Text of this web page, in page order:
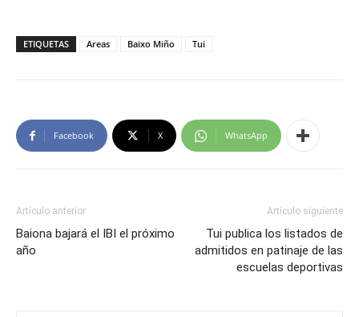
ETIQUETAS Areas Baixo Miño Tui
Facebook X WhatsApp
Artículo anterior
Baiona bajará el IBI el próximo
año
Artículo siguiente
Tui publica los listados de
admitidos en patinaje de las
escuelas deportivas